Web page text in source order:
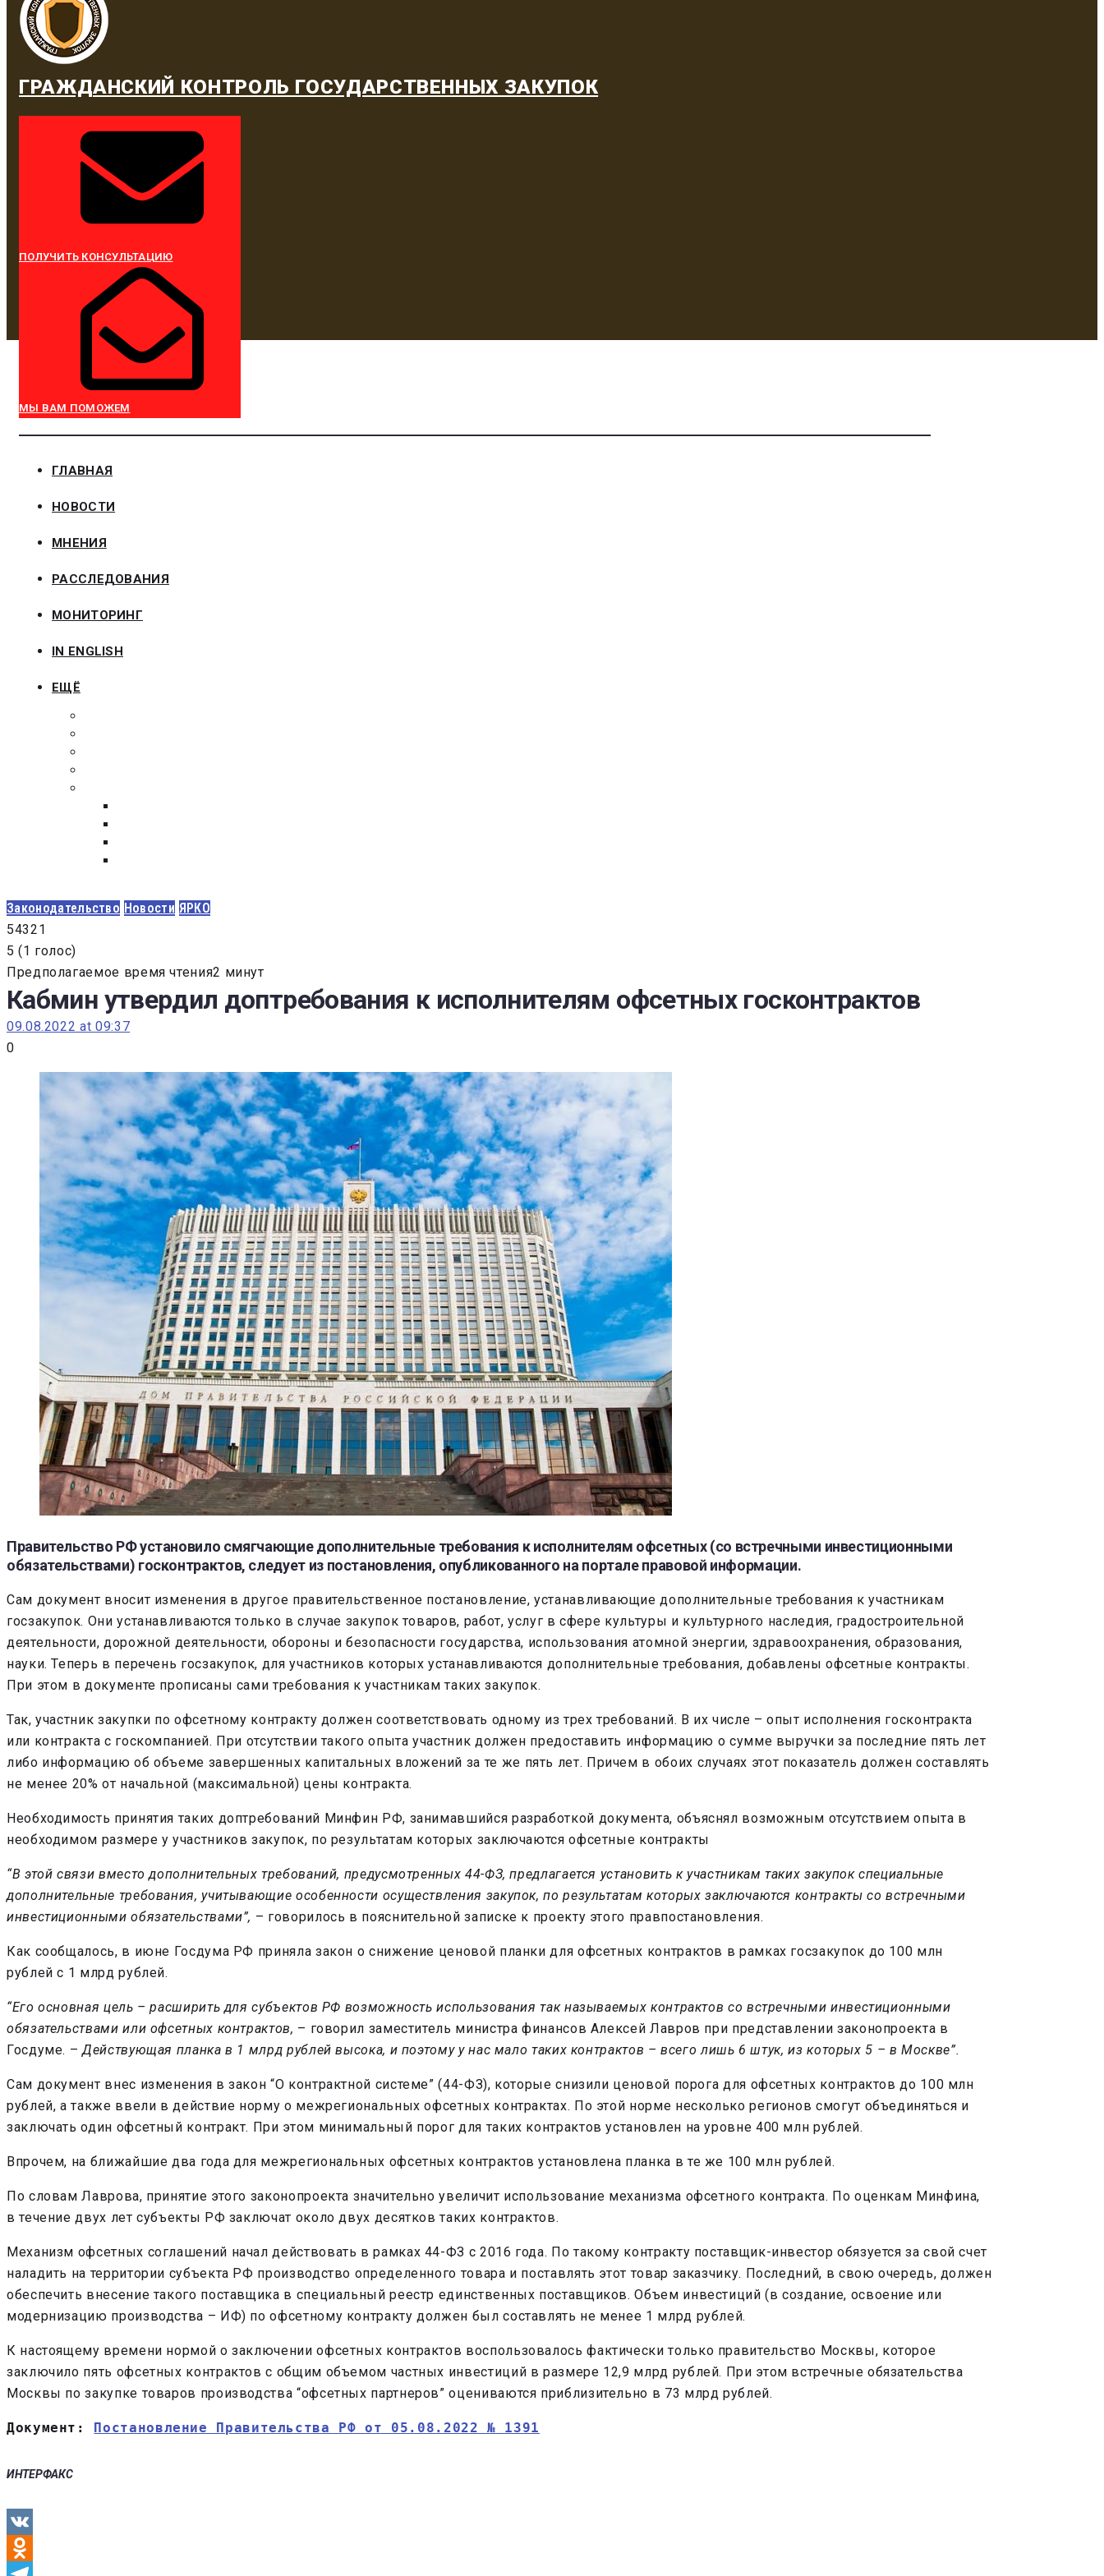
ГРАЖДАНСКИЙ КОНТРОЛЬ ГОСУДАРСТВЕННЫХ ЗАКУПОК
ПОЛУЧИТЬ КОНСУЛЬТАЦИЮ
МЫ ВАМ ПОМОЖЕМ
ГЛАВНАЯ
НОВОСТИ
МНЕНИЯ
РАССЛЕДОВАНИЯ
МОНИТОРИНГ
IN ENGLISH
ЕЩЁ
Законодательство Новости ЯРКО
54321
5 (1 голос)
Предполагаемое время чтения2 минут
Кабмин утвердил доптребования к исполнителям офсетных госконтрактов
09.08.2022 at 09:37
0
Правительство РФ установило смягчающие дополнительные требования к исполнителям офсетных (со встречными инвестиционными
обязательствами) госконтрактов, следует из постановления, опубликованного на портале правовой информации.
Сам документ вносит изменения в другое правительственное постановление, устанавливающие дополнительные требования к участникам
госзакупок. Они устанавливаются только в случае закупок товаров, работ, услуг в сфере культуры и культурного наследия, градостроительной
деятельности, дорожной деятельности, обороны и безопасности государства, использования атомной энергии, здравоохранения, образования,
науки. Теперь в перечень госзакупок, для участников которых устанавливаются дополнительные требования, добавлены офсетные контракты.
При этом в документе прописаны сами требования к участникам таких закупок.
Так, участник закупки по офсетному контракту должен соответствовать одному из трех требований. В их числе – опыт исполнения госконтракта
или контракта с госкомпанией. При отсутствии такого опыта участник должен предоставить информацию о сумме выручки за последние пять лет
либо информацию об объеме завершенных капитальных вложений за те же пять лет. Причем в обоих случаях этот показатель должен составлять
не менее 20% от начальной (максимальной) цены контракта.
Необходимость принятия таких доптребований Минфин РФ, занимавшийся разработкой документа, объяснял возможным отсутствием опыта в
необходимом размере у участников закупок, по результатам которых заключаются офсетные контракты
“В этой связи вместо дополнительных требований, предусмотренных 44-ФЗ, предлагается установить к участникам таких закупок специальные
дополнительные требования, учитывающие особенности осуществления закупок, по результатам которых заключаются контракты со встречными
инвестиционными обязательствами”, – говорилось в пояснительной записке к проекту этого правпостановления.
Как сообщалось, в июне Госдума РФ приняла закон о снижение ценовой планки для офсетных контрактов в рамках госзакупок до 100 млн
рублей с 1 млрд рублей.
“Его основная цель – расширить для субъектов РФ возможность использования так называемых контрактов со встречными инвестиционными
обязательствами или офсетных контрактов, – говорил заместитель министра финансов Алексей Лавров при представлении законопроекта в
Госдуме. –Действующая планка в 1 млрд рублей высока, и поэтому у нас мало таких контрактов – всего лишь 6 штук, из которых 5 – в Москве”.
Сам документ внес изменения в закон “О контрактной системе” (44-ФЗ), которые снизили ценовой порога для офсетных контрактов до 100 млн
рублей, а также ввели в действие норму о межрегиональных офсетных контрактах. По этой норме несколько регионов смогут объединяться и
заключать один офсетный контракт. При этом минимальный порог для таких контрактов установлен на уровне 400 млн рублей.
Впрочем, на ближайшие два года для межрегиональных офсетных контрактов установлена планка в те же 100 млн рублей.
По словам Лаврова, принятие этого законопроекта значительно увеличит использование механизма офсетного контракта. По оценкам Минфина,
в течение двух лет субъекты РФ заключат около двух десятков таких контрактов.
Механизм офсетных соглашений начал действовать в рамках 44-ФЗ с 2016 года. По такому контракту поставщик-инвестор обязуется за свой счет
наладить на территории субъекта РФ производство определенного товара и поставлять этот товар заказчику. Последний, в свою очередь, должен
обеспечить внесение такого поставщика в специальный реестр единственных поставщиков. Объем инвестиций (в создание, освоение или
модернизацию производства – ИФ) по офсетному контракту должен был составлять не менее 1 млрд рублей.
К настоящему времени нормой о заключении офсетных контрактов воспользовалось фактически только правительство Москвы, которое
заключило пять офсетных контрактов с общим объемом частных инвестиций в размере 12,9 млрд рублей. При этом встречные обязательства
Москвы по закупке товаров производства “офсетных партнеров” оцениваются приблизительно в 73 млрд рублей.
Документ: Постановление Правительства РФ от 05.08.2022 № 1391
ИНТЕРФАКС
VK